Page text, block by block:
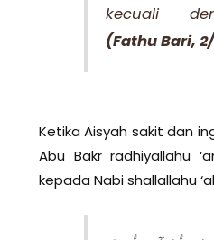
kecuali
(Fathu Bari,
Ketika Aisyah sakit dan
Abu Bakr radhiyallahu
kepada Nabi shallallahu